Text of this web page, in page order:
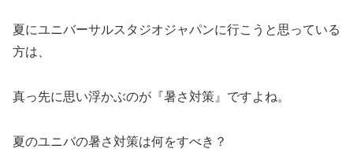
夏にユニバーサルスタジオジャパンに行こうと思っている
方は、
真っ先に思い浮かぶのが『暑さ対策』ですよね。
夏のユニバの暑さ対策は何をすべき？